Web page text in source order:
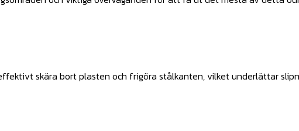
skära bort plasten och frigöra stålkanten, vilket underlättar